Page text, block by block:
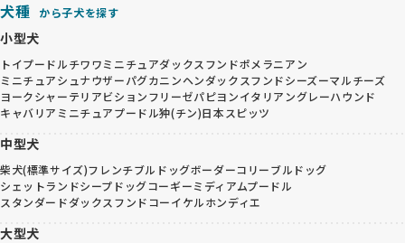
犬種 から子犬を探す
小型犬
トイプードルチワワミニチュアダックスフンドポメラニアン
ミニチュアシュナウザーパグカニンヘンダックスフンドシーズーマルチーズ
ヨークシャーテリアビションフリーゼパピヨンイタリアングレーハウンド
キャバリア ミニチュアプードル狆(チン)日本スピッツ
中型犬
柴犬(標準サイズ)フレンチブルドッグボーダーコリーブルドッグ
シェットランドシープドッグコーギーミディアムプードル
スタンダードダックスフンドコーイケルホンディエ
大型犬